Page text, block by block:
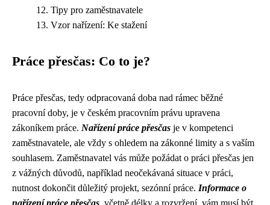
Tipy pro zaměstnavatele
Vzor nařízení: Ke stažení
Práce přesčas: Co to je?
Práce přesčas, tedy odpracovaná doba nad rámec běžné
pracovní doby, je v českém pracovním právu upravena
zákoníkem práce. Nařízení práce přesčas je v kompetenci
zaměstnavatele, ale vždy s ohledem na zákonné limity a s vaším
souhlasem. Zaměstnavatel vás může požádat o práci přesčas jen
z vážných důvodů, například neočekávaná situace v práci,
nutnost dokončit důležitý projekt, sezónní práce. Informace o
nařízení práce přesčas, včetně délky a rozvržení, vám musí být